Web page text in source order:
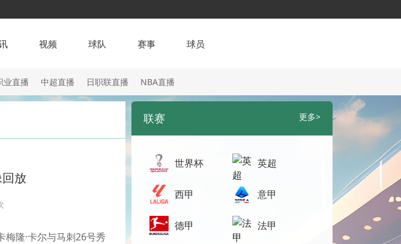
视频 球队 赛事 球员
业直播 中超直播 日职联直播 NBA直播
放
隆·卡尔与马刺26号秀
联赛 更多>
世界杯 英超
西甲 意甲
德甲 法甲